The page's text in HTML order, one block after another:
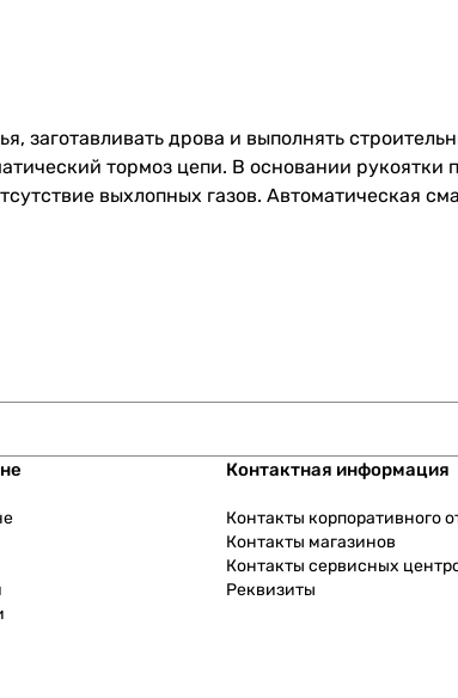
заготавливать дрова и выполнять
тормоз цепи. В основании рукоятки
выхлопных газов. Автоматическая
Контактная информация
Контакты корпоративного
Контакты магазинов
Контакты сервисных
Реквизиты